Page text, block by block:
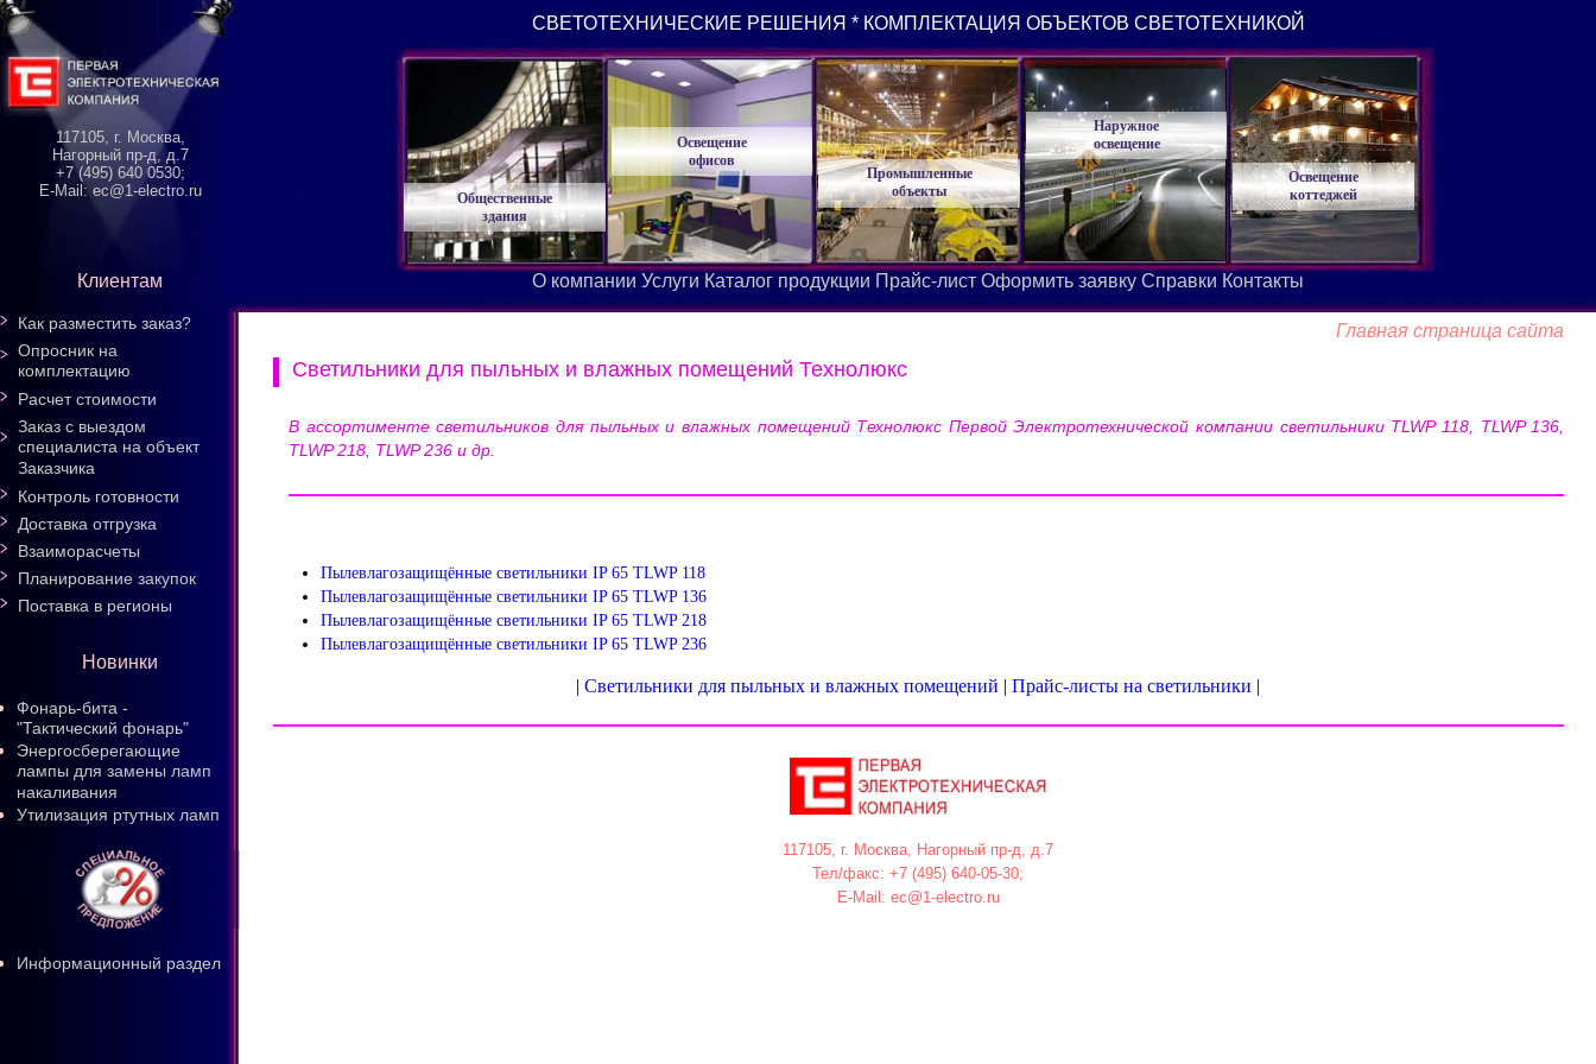
Главная страница сайта
Светильники для пыльных и влажных помещений Технолюкс
В ассортименте светильников для пыльных и влажных помещений Технолюкс Первой Электротехнической компании светильники TLWP 118, TLWP 136,
TLWP 218, TLWP 236 и др.
Пылевлагозащищённые светильники IP 65 TLWP 118
Пылевлагозащищённые светильники IP 65 TLWP 136
Пылевлагозащищённые светильники IP 65 TLWP 218
Пылевлагозащищённые светильники IP 65 TLWP 236
|Светильники для пыльных и влажных помещений |Прайс-листы на светильники |
117105, г. Москва, Нагорный пр-д, д.7
Тел/факс: +7 (495) 640-05-30;
E-Mail: ec@1-electro.ru
Как разместить заказ?
Опросник на
комплектацию
Расчет стоимости
Заказ с выездом
специалиста на объект
Заказчика
Контроль готовности
Доставка отгрузка
Взаиморасчеты
Планирование закупок
Поставка в регионы
Новинки
Фонарь-бита -
"Тактический фонарь"
Энергосберегающие
лампы для замены ламп
накаливания
Утилизация ртутных ламп
Информационный раздел
117105, г. Москва,
Нагорный пр-д, д.7
+7 (495) 640 0530;
E-Mail: ec@1-electro.ru
Клиентам
СВЕТОТЕХНИЧЕСКИЕ РЕШЕНИЯ * КОМПЛЕКТАЦИЯ ОБЪЕКТОВ СВЕТОТЕХНИКОЙ
Общественные
здания
Освещение
офисов
Промышленные
объекты
Наружное
освещение
Освещение
коттеджей
О компании Услуги Каталог продукции Прайс-лист Оформить заявку Справки Контакты